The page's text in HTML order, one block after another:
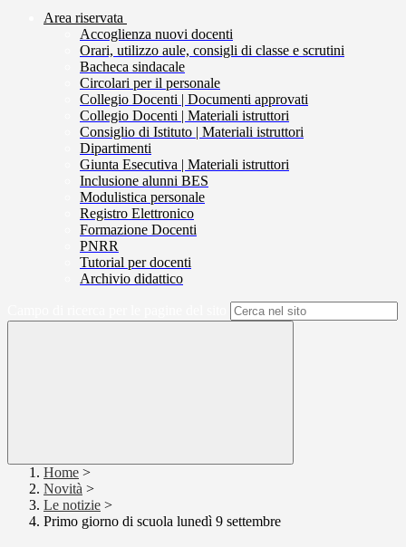
Area riservata
Accoglienza nuovi docenti
Orari, utilizzo aule, consigli di classe e scrutini
Bacheca sindacale
Circolari per il personale
Collegio Docenti | Documenti approvati
Collegio Docenti | Materiali istruttori
Consiglio di Istituto | Materiali istruttori
Dipartimenti
Giunta Esecutiva | Materiali istruttori
Inclusione alunni BES
Modulistica personale
Registro Elettronico
Formazione Docenti
PNRR
Tutorial per docenti
Archivio didattico
Home >
Novità >
Le notizie >
Primo giorno di scuola lunedì 9 settembre